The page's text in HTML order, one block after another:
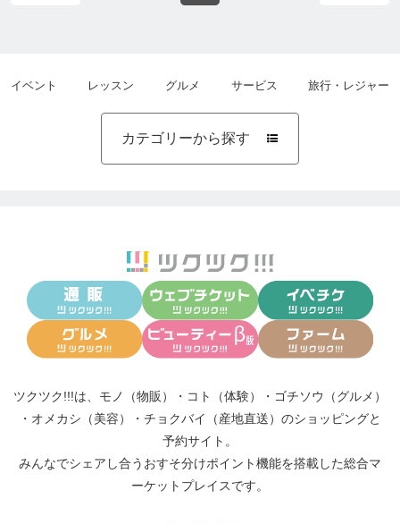
イベント レッスン グルメ サービス 旅行・レジャー
カテゴリーから探す 
ツクツク!!!は、 モノ（物販） ・ コト（体験） ・ ゴチソウ（グルメ）
・ オメカシ（美容） ・ チョクバイ（産地直送） のショッピングと
予約サイト。
みんなでシェアし合う おすそ分けポイント機能を搭載した総合マ
ーケットプレイスです。